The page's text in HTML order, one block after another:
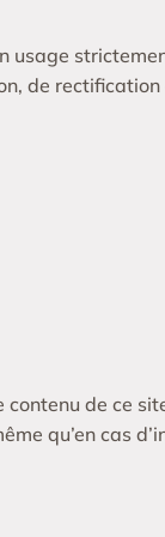
de
de ce
qu’en cas